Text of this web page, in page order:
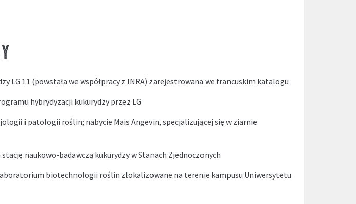
LG 11 (powstała we współpracy z INRA) zarejestrowana we francuskim katalogu
hybrydyzacji kukurydzy przez LG
i patologii roślin; nabycie Mais Angevin, specjalizującej się w ziarnie
naukowo-badawczą kukurydzy w Stanach Zjednoczonych
biotechnologii roślin zlokalizowane na terenie kampusu Uniwersytetu